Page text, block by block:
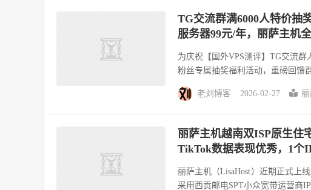
TG交流群满6000人特价抽
服务器99元/年，丽萨主机
为庆祝【国外VPS测评】TG交流
粉丝专属抽奖福利活动，重磅回馈
老刘博客 2026-02-27
丽萨主机越南双ISP原生住
TikTok数据表现优秀，1个
丽萨主机（LisaHost）近期正式上
采用西贡邮电SPT小众宽带运营商